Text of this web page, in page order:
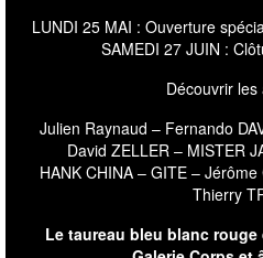
LUNDI 25 MAI : Ouverture
SAMEDI 27 JUIN :
Découvrir
Julien Raynaud – Fernando
David ZELLER – MISTER
HANK CHINA – GITE – Jérôme
Thierry
Le taureau bleu blanc rouge